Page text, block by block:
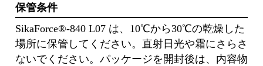
保管条件
SikaForce®-840 L07 は、10℃から30℃の乾燥した
場所に保管してください。直射⽇光や霜にさらさ
ないでください。パッケージを開封後は、内容物